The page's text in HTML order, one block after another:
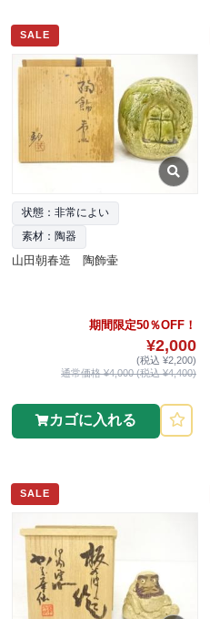
SALE
状態：非常によい
素材：陶器
山田朝春造 陶飾壷
期間限定50％OFF！
¥2,000
(税込 ¥2,200)
通常価格 ¥4,000 (税込 ¥4,400)
カゴに入れる
SALE